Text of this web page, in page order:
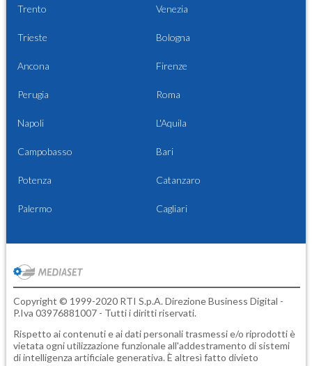
Trento Venezia
Trieste Bologna
Ancona Firenze
Perugia Roma
Napoli L'Aquila
Campobasso Bari
Potenza Catanzaro
Palermo Cagliari
Copyright © 1999-2020 RTI S.p.A. Direzione Business Digital -
P.Iva 03976881007 - Tutti i diritti riservati.
Rispetto ai contenuti e ai dati personali trasmessi e/o riprodotti è
vietata ogni utilizzazione funzionale all'addestramento di sistemi
di intelligenza artificiale generativa. È altresì fatto divieto